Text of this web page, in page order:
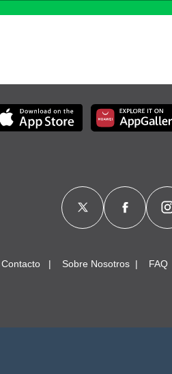
Contacto Sobre Nosotros FAQ